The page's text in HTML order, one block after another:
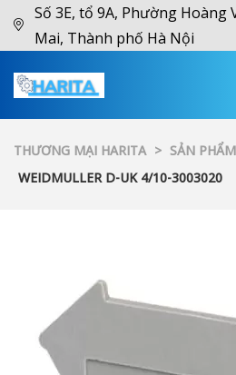
Số 3E, tổ 9A, Phường Hoàng
Mai, Thành phố Hà Nội
THƯƠNG MẠI HARITA > SẢN PHẨM
WEIDMULLER D-UK 4/10-3003020